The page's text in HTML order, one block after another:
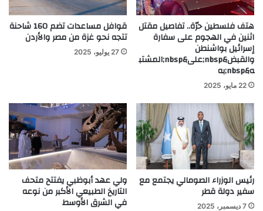
هتف فلسطين حرّة.. تفاصيل مقتل
اثنين في الهجوم على سفارة
إسرائيل بواشنطن
والقبض&nbsp;على&nbsp;المشتب
ه&nbsp;به
22 مايو، 2025
قوافل مساعدات تضم 160 شاحنة
تتجه نحو غزة من مصر والأردن
27 يوليو، 2025
رئيس الوزراء الصومالي يجتمع مع
سفير دولة قطر
7 ديسمبر، 2025
ولي عهد أبوظبي يفتتح متحف
التاريخ الطبيعي الأكبر من نوعه
في الشرق الأوسط